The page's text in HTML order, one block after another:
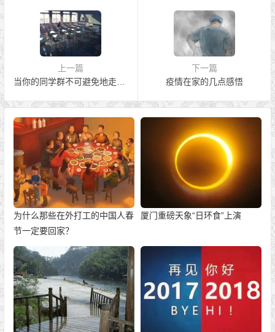
上一篇
当你的同学群不可避免地走向散场
下一篇
疫情在家的几点感悟
为什么那些在外打工的中国人春
节一定要回家？
厦门重磅天象“日环食”上演